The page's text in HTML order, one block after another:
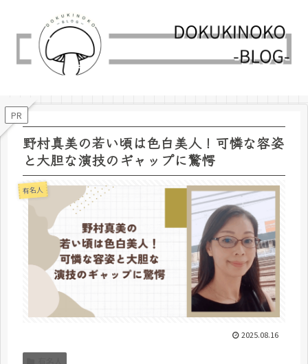
PR
野村真美の若い頃は色白美人！可憐な容姿
と大胆な演技のギャップに驚愕
有名人
2025.08.16